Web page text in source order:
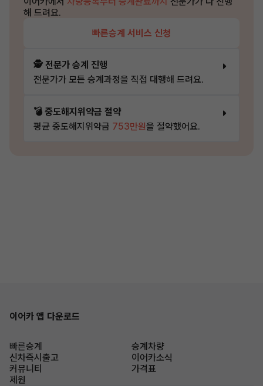
해 드려요.
빠른승계 서비스 신청
🕵️ 전문가 승계 진행
전문가가 모든 승계과정을 직접 대행해 드려요.
💣 중도해지위약금 절약
평균 중도해지위약금 753만원을 절약했어요.
이어카 앱 다운로드
빠른승계
승계차량
신차즉시출고
이어카소식
커뮤니티
가격표
제원